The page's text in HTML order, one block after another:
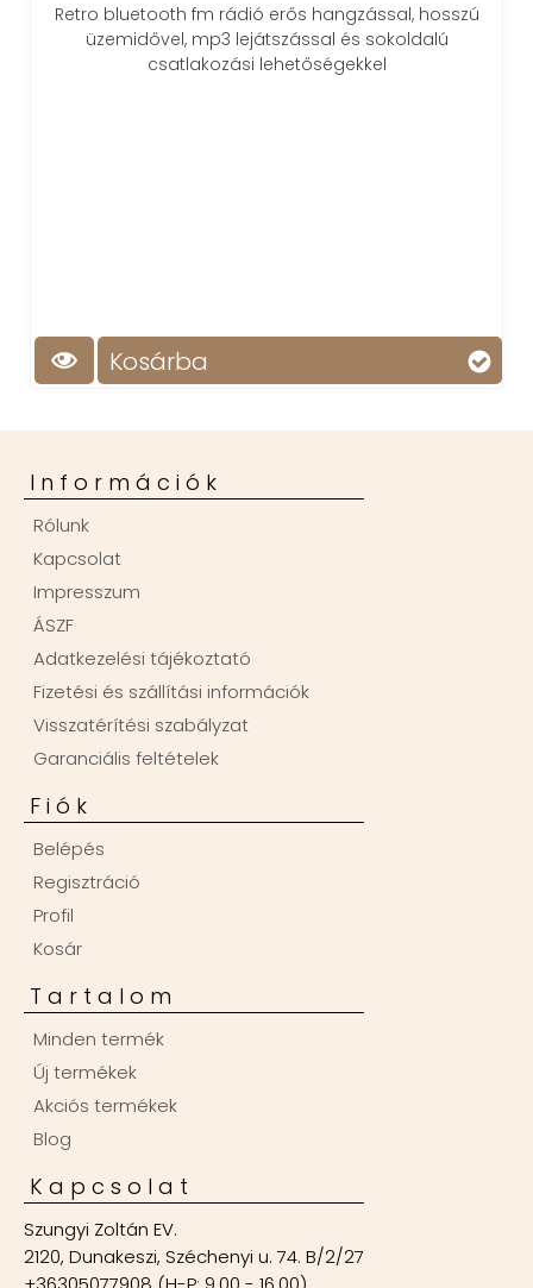
Retro bluetooth fm rádió erős hangzással, hosszú
üzemidővel, mp3 lejátszással és sokoldalú
csatlakozási lehetőségekkel
Kosárba
Információk
Rólunk
Kapcsolat
Impresszum
ÁSZF
Adatkezelési tájékoztató
Fizetési és szállítási információk
Visszatérítési szabályzat
Garanciális feltételek
Fiók
Belépés
Regisztráció
Profil
Kosár
Tartalom
Minden termék
Új termékek
Akciós termékek
Blog
Kapcsolat
Szungyi Zoltán EV.
2120, Dunakeszi, Széchenyi u. 74. B/2/27